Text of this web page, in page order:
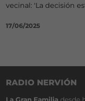
vecinal: 'La decisión
17/06/2025
RADIO NERVIÓN